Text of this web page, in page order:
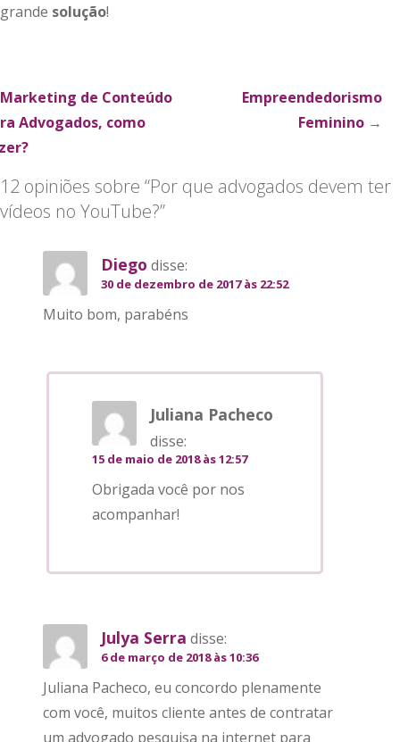
grande solução!
Marketing de Conteúdo
Advogados, como
Empreendedorismo
Feminino →
12 opiniões sobre “Por que advogados devem ter
vídeos no YouTube?”
Diego disse:
30 de dezembro de 2017 às 22:52
Muito bom, parabéns
Juliana Pacheco
disse:
15 de maio de 2018 às 12:57
Obrigada você por nos
acompanhar!
Julya Serra disse:
6 de março de 2018 às 10:36
Juliana Pacheco, eu concordo plenamente
com você, muitos cliente antes de contratar
um advogado pesquisa na internet para